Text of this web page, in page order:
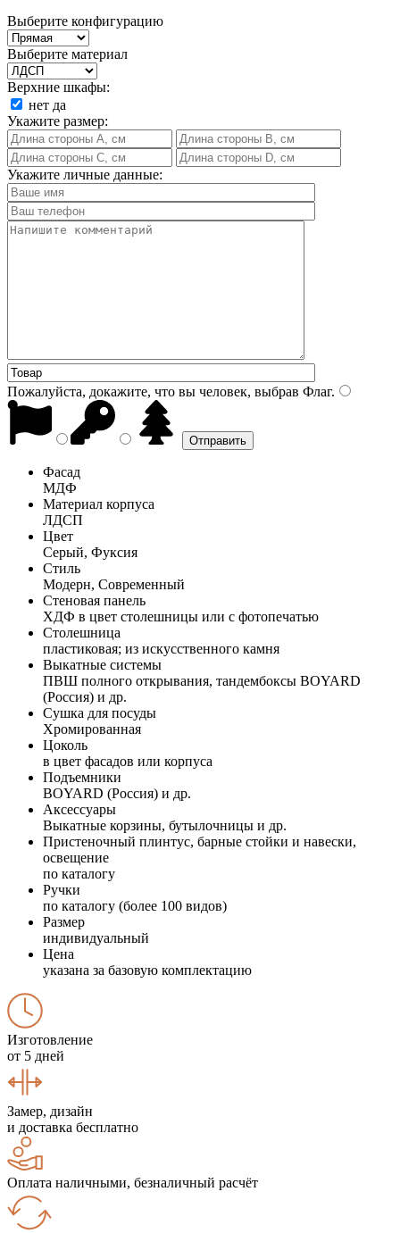
Выберите конфигурацию
Выберите материал
Верхние шкафы:
нет да
Укажите размер:
Укажите личные данные:
Пожалуйста, докажите, что вы человек, выбрав Флаг.
Фасад
МДФ
Материал корпуса
ЛДСП
Цвет
Серый, Фуксия
Стиль
Модерн, Современный
Стеновая панель
ХДФ в цвет столешницы или с фотопечатью
Столешница
пластиковая; из искусственного камня
Выкатные системы
ПВШ полного открывания, тандембоксы BOYARD
(Россия) и др.
Сушка для посуды
Хромированная
Цоколь
в цвет фасадов или корпуса
Подъемники
BOYARD (Россия) и др.
Аксессуары
Выкатные корзины, бутылочницы и др.
Пристеночный плинтус, барные стойки и навески,
освещение
по каталогу
Ручки
по каталогу (более 100 видов)
Размер
индивидуальный
Цена
указана за базовую комплектацию
Изготовление
от 5 дней
Замер, дизайн
и доставка бесплатно
Оплата наличными, безналичный расчёт